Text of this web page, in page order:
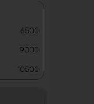
6500
9000
10500